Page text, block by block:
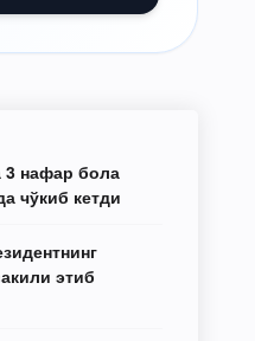
3 нафар бола
чўкиб кетди
этиб